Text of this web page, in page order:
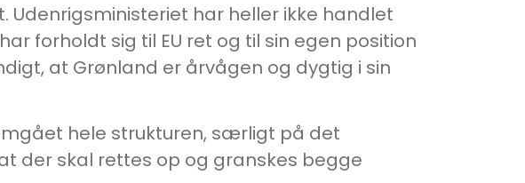
har heller ikke handlet
forholdt sig til EU ret og til sin egen position
at Grønland er årvågen og dygtig i sin
hele strukturen, særligt på det
der skal rettes op og granskes begge